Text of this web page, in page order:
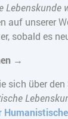
Lebenskunde
auf unserer
sobald es
→
sich über